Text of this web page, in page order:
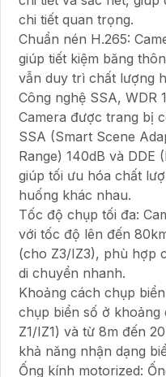
chi tiết quan trọng.
Chuẩn nén H.265:
giúp tiết kiệm băng
vẫn duy trì chất lượng
Công nghệ SSA, WDR
Camera được trang bị
SSA (Smart Scene
Range) 140dB và DDE
giúp tối ưu hóa chất
huống khác nhau.
Tốc độ chụp tối đa:
với tốc độ lên đến
(cho Z3/IZ3), phù hợp
di chuyển nhanh.
Khoảng cách chụp
chụp biển số ở
Z1/IZ1) và từ 8m đến
khả năng nhận dạng
Ống kính motorized: